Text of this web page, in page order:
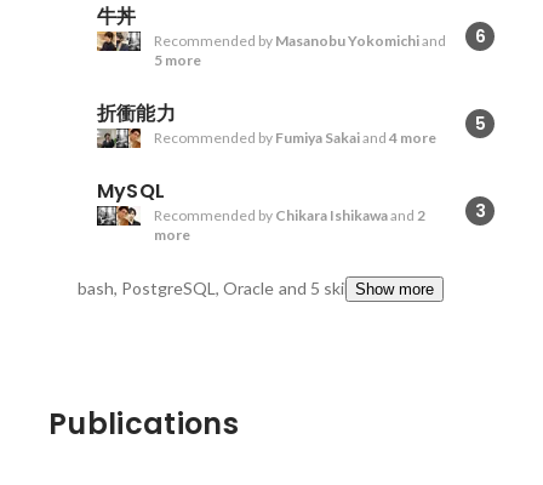
牛丼
6
Recommended by Masanobu Yokomichiand
5 more
折衝能力 5
Recommended by Fumiya Sakaiand 4 more
MySQL
3
Recommended by Chikara Ishikawaand 2
more
bash, PostgreSQL, Oracle and 5 skillsShow more
Publications